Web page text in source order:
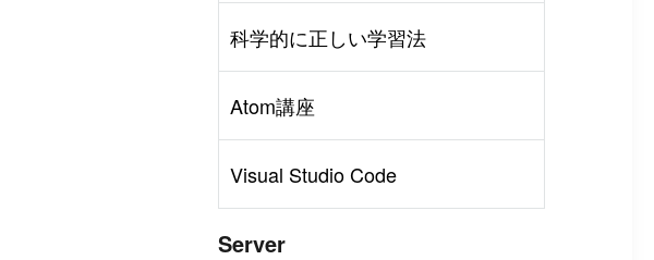
科学的に正しい学習法
Atom講座
Visual Studio Code
Server